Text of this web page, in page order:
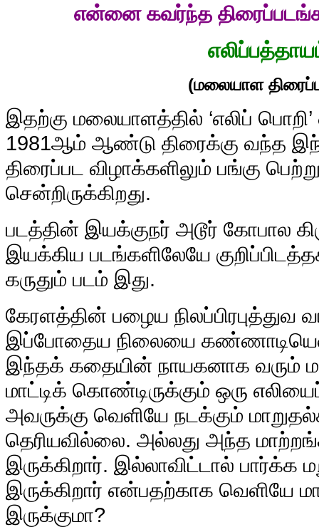
என்னை கவர்ந்த
(மலையாள
இதற்கு மலையாளத்தில் ‘எலிப்
1981ஆம் ஆண்டு திரைக்கு வந்த
திரைப்பட விழாக்களிலும் பங்கு
சென்றிருக்கிறது.
படத்தின் இயக்குநர் அடூர் கோபால
இயக்கிய படங்களிலேயே
கருதும் படம் இது.
கேரளத்தின் பழைய நிலப்பிரபுத்துவ
இப்போதைய நிலையை கண்ணாடியென
இந்தக் கதையின் நாயகனாக வரும்
மாட்டிக் கொண்டிருக்கும் ஒரு
அவருக்கு வெளியே நடக்கும்
தெரியவில்லை. அல்லது அந்த
இருக்கிறார். இல்லாவிட்டால் பார்க்க
இருக்கிறார் என்பதற்காக வெளியே
இருக்குமா?